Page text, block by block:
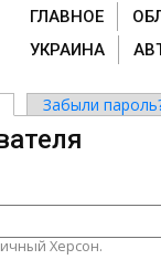
ГЛАВНОЕ
УКРАИНА
(активная вкладка)
Забыли
Херсон.